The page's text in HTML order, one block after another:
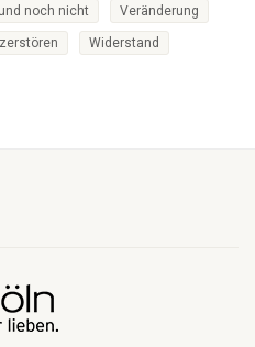
noch nicht Veränderung
Widerstand